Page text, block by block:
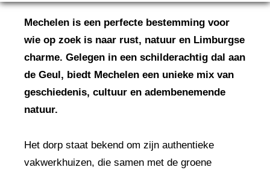
Mechelen is een perfecte bestemming voor
wie op zoek is naar rust, natuur en Limburgse
charme. Gelegen in een schilderachtig dal aan
de Geul, biedt Mechelen een unieke mix van
geschiedenis, cultuur en adembenemende
natuur.
Het dorp staat bekend om zijn authentieke
vakwerkhuizen, die samen met de groene